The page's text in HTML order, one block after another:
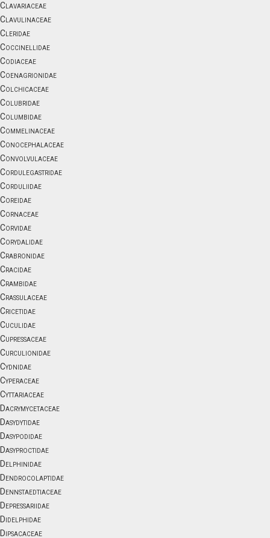
Clavariaceae
Clavulinaceae
Cleridae
Coccinellidae
Codiaceae
Coenagrionidae
Colchicaceae
Colubridae
Columbidae
Commelinaceae
Conocephalaceae
Convolvulaceae
Cordulegastridae
Corduliidae
Coreidae
Cornaceae
Corvidae
Corydalidae
Crabronidae
Cracidae
Crambidae
Crassulaceae
Cricetidae
Cuculidae
Cupressaceae
Curculionidae
Cydnidae
Cyperaceae
Cyttariaceae
Dacrymycetaceae
Dasydytidae
Dasypodidae
Dasyproctidae
Delphinidae
Dendrocolaptidae
Dennstaedtiaceae
Depressariidae
Didelphidae
Dipsacaceae